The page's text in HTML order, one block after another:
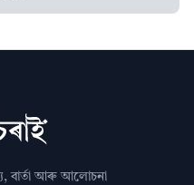
বাৰ্তা আৰু আলোচনা